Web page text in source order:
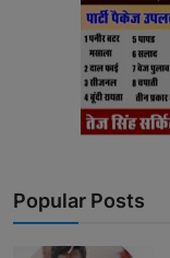
Popular Posts